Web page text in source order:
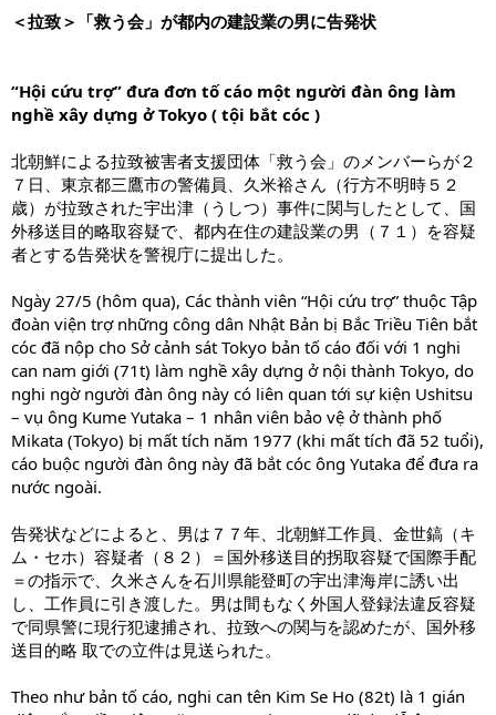
＜拉致＞「救う会」が都内の建設業の男に告発状
“Hội cứu trợ” đưa đơn tố cáo một người đàn ông làm
nghề xây dựng ở Tokyo ( tội bắt cóc )
北朝鮮による拉致被害者支援団体「救う会」のメンバーらが２
７日、東京都三鷹市の警備員、久米裕さん（行方不明時５２
歳）が拉致された宇出津（うしつ）事件に関与したとして、国
外移送目的略取容疑で、都内在住の建設業の男（７１）を容疑
者とする告発状を警視庁に提出した。
Ngày 27/5 (hôm qua), Các thành viên “Hội cứu trợ” thuộc Tập
đoàn viện trợ những công dân Nhật Bản bị Bắc Triều Tiên bắt
cóc đã nộp cho Sở cảnh sát Tokyo bản tố cáo đối với 1 nghi
can nam giới (71t) làm nghề xây dựng ở nội thành Tokyo, do
nghi ngờ người đàn ông này có liên quan tới sự kiện Ushitsu
– vụ ông Kume Yutaka – 1 nhân viên bảo vệ ở thành phố
Mikata (Tokyo) bị mất tích năm 1977 (khi mất tích đã 52 tuổi),
cáo buộc người đàn ông này đã bắt cóc ông Yutaka để đưa ra
nước ngoài.
告発状などによると、男は７７年、北朝鮮工作員、金世鎬（キ
ム・セホ）容疑者（８２）＝国外移送目的拐取容疑で国際手配
＝の指示で、久米さんを石川県能登町の宇出津海岸に誘い出
し、工作員に引き渡した。男は間もなく外国人登録法違反容疑
で同県警に現行犯逮捕され、拉致への関与を認めたが、国外移
送目的略 取での立件は見送られた。
Theo như bản tố cáo, nghi can tên Kim Se Ho (82t) là 1 gián